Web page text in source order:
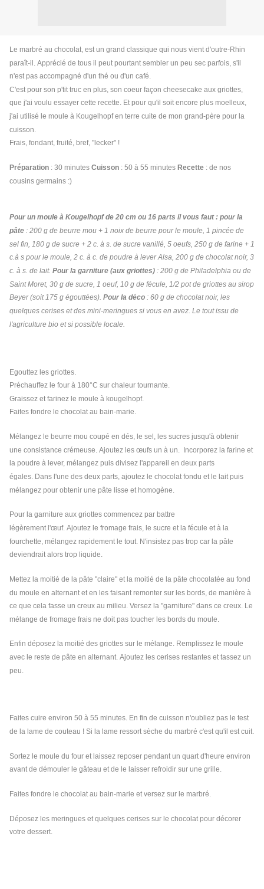
Le marbré au chocolat, est un grand classique qui nous vient d'outre-Rhin
paraît-il. Apprécié de tous il peut pourtant sembler un peu sec parfois, s'il
n'est pas accompagné d'un thé ou d'un café.
C'est pour son p'tit truc en plus, son coeur façon cheesecake aux griottes,
que j'ai voulu essayer cette recette. Et pour qu'il soit encore plus moelleux,
j'ai utilisé le moule à Kougelhopf en terre cuite de mon grand-père pour la
cuisson.
Frais, fondant, fruité, bref, "lecker" !
Préparation : 30 minutes Cuisson : 50 à 55 minutes Recette : de nos
cousins germains :)
Pour un moule à Kougelhopf de 20 cm ou 16 parts il vous faut : pour la
pâte : 200 g de beurre mou + 1 noix de beurre pour le moule, 1 pincée de
sel fin, 180 g de sucre + 2 c. à s. de sucre vanillé, 5 oeufs, 250 g de farine + 1
c.à s pour le moule, 2 c. à c. de poudre à lever Alsa, 200 g de chocolat noir, 3
c. à s. de lait. Pour la garniture (aux griottes) : 200 g de Philadelphia ou de
Saint Moret, 30 g de sucre, 1 oeuf, 10 g de fécule, 1/2 pot de griottes au sirop
Beyer (soit 175 g égouttées). Pour la déco : 60 g de chocolat noir, les
quelques cerises et des mini-meringues si vous en avez. Le tout issu de
l'agriculture bio et si possible locale.
Egouttez les griottes.
Préchauffez le four à 180°C sur chaleur tournante.
Graissez et farinez le moule à kougelhopf.
Faites fondre le chocolat au bain-marie.
Mélangez le beurre mou coupé en dés, le sel, les sucres jusqu'à obtenir
une consistance crémeuse. Ajoutez les œufs un à un. Incorporez la farine et
la poudre à lever, mélangez puis divisez l'appareil en deux parts
égales. Dans l'une des deux parts, ajoutez le chocolat fondu et le lait puis
mélangez pour obtenir une pâte lisse et homogène.
Pour la garniture aux griottes commencez par battre
légèrement l'œuf. Ajoutez le fromage frais, le sucre et la fécule et à la
fourchette, mélangez rapidement le tout. N'insistez pas trop car la pâte
deviendrait alors trop liquide.
Mettez la moitié de la pâte "claire" et la moitié de la pâte chocolatée au fond
du moule en alternant et en les faisant remonter sur les bords, de manière à
ce que cela fasse un creux au milieu. Versez la "garniture" dans ce creux. Le
mélange de fromage frais ne doit pas toucher les bords du moule.
Enfin déposez la moitié des griottes sur le mélange. Remplissez le moule
avec le reste de pâte en alternant. Ajoutez les cerises restantes et tassez un
peu.
Faites cuire environ 50 à 55 minutes. En fin de cuisson n'oubliez pas le test
de la lame de couteau ! Si la lame ressort sèche du marbré c'est qu'il est cuit.
Sortez le moule du four et laissez reposer pendant un quart d'heure environ
avant de démouler le gâteau et de le laisser refroidir sur une grille.
Faites fondre le chocolat au bain-marie et versez sur le marbré.
Déposez les meringues et quelques cerises sur le chocolat pour décorer
votre dessert.